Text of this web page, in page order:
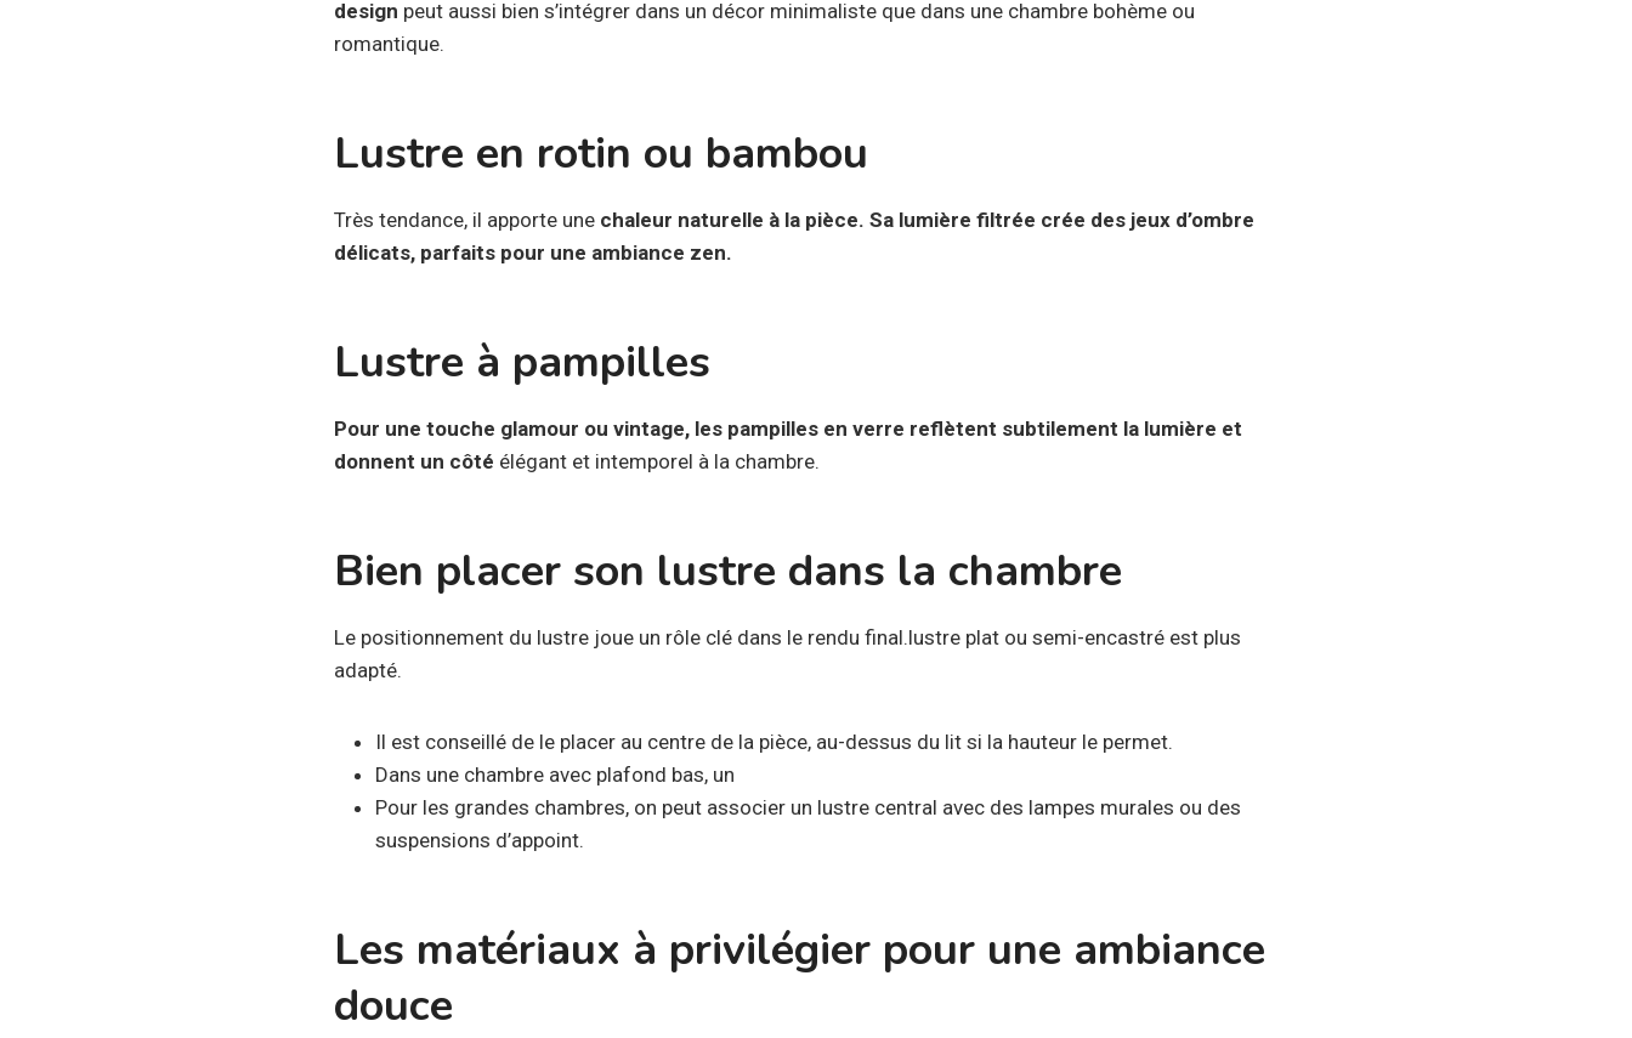
design peut aussi bien s’intégrer dans un décor minimaliste que dans une chambre bohème ou
romantique.
Lustre en rotin ou bambou
Très tendance, il apporte une chaleur naturelle à la pièce. Sa lumière filtrée crée des jeux d’ombre
délicats, parfaits pour une ambiance zen.
Lustre à pampilles
Pour une touche glamour ou vintage, les pampilles en verre reflètent subtilement la lumière et
donnent un côté élégant et intemporel à la chambre.
Bien placer son lustre dans la chambre
Le positionnement du lustre joue un rôle clé dans le rendu final.lustre plat ou semi-encastré est plus
adapté.
Il est conseillé de le placer au centre de la pièce, au-dessus du lit si la hauteur le permet.
Dans une chambre avec plafond bas, un
Pour les grandes chambres, on peut associer un lustre central avec des lampes murales ou des
suspensions d’appoint.
Les matériaux à privilégier pour une ambiance
douce